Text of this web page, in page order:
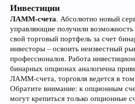
Инвестиции
ЛАММ-счета. Абсолютно новый
управляющие получили
свой торговый портфель за счет
инвесторы – освоить неизвестный
профессионалов. Работа
бинарных опционах аналогична
ЛАММ-счета, торговля ведется в
Обратите внимание: к опционным
могут крепиться только опционные